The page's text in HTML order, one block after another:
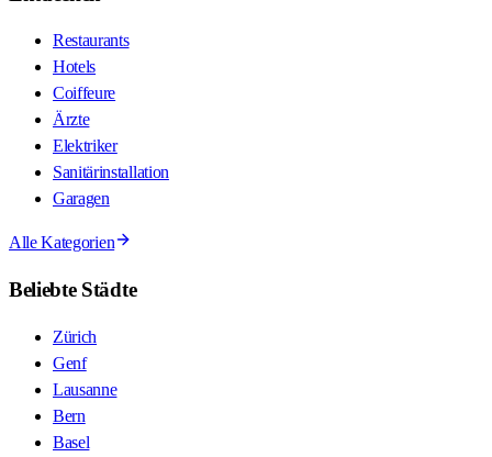
Restaurants
Hotels
Coiffeure
Ärzte
Elektriker
Sanitärinstallation
Garagen
Alle Kategorien
Beliebte Städte
Zürich
Genf
Lausanne
Bern
Basel